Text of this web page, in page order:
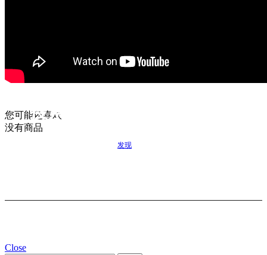
您可能还喜欢
没有商品
搜索适合您项目的最佳选择
发现
Close